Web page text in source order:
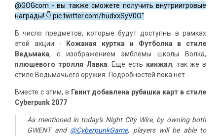
@GOGcom - вы также сможете получить внутриигровые
награды! 👇 pic.twitter.com/hudxxSyV0O"
В число предметов, которые будут доступны в рамках
этой акции -
Кожаная куртка и Футболка в стиле
Ведьмака, с изображением эмблемы школы Волка,
плюшевого тролля Лавка. Еще есть кинжал, так же в
стиле Ведьмачьего оружия. Подробностей пока нет.
Вместе с этим, в Гвинт добавлена рубашка карт в стиле
Cyberpunk 2077
As mentioned in today's Night City Wire, by owning both
GWENT and @CyberpunkGame, players will be able to